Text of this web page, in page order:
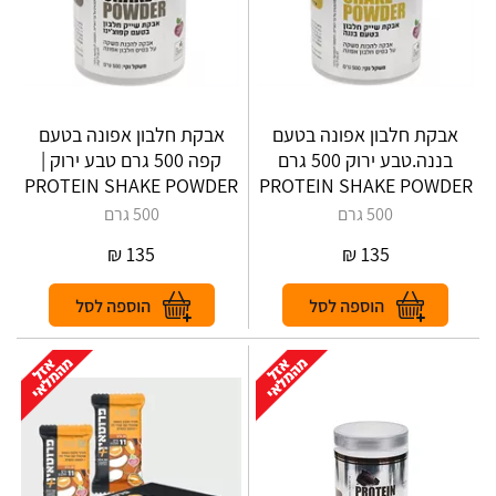
אבקת חלבון אפונה בטעם
בננה.טבע ירוק 500 גרם
PROTEIN SHAKE POWDER
500 גרם
135
₪
אבקת חלבון אפונה בטעם
קפה 500 גרם טבע ירוק |
PROTEIN SHAKE POWDER
500 גרם
135
₪